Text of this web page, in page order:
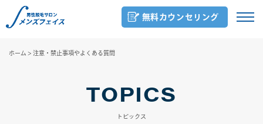
無料カウンセリング
ホーム > 注意・禁止事項やよくある質問
TOPICS
トピックス